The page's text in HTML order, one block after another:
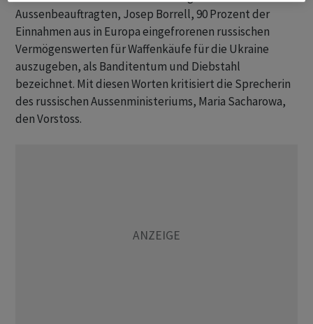
Aussenbeauftragten, Josep Borrell, 90 Prozent der
Einnahmen aus in Europa eingefrorenen russischen
Vermögenswerten für Waffenkäufe für die Ukraine
auszugeben, als Banditentum und Diebstahl
bezeichnet. Mit diesen Worten kritisiert die Sprecherin
des russischen Aussenministeriums, Maria Sacharowa,
den Vorstoss.